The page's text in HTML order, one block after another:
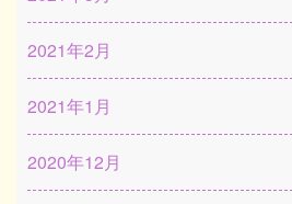
2021年2月
2021年1月
2020年12月